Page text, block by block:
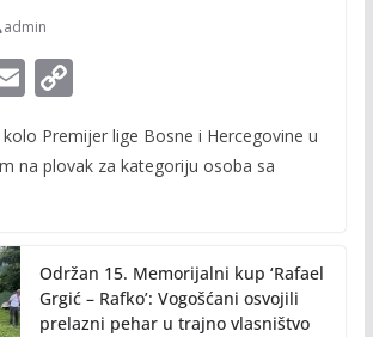
admin
w
E
m
ai
C
p
n
k
Premijer lige Bosne i Hercegovine u
na plovak za kategoriju osoba sa
Održan 15. Memorijalni kup ‘Rafael
Grgić – Rafko’: Vogošćani osvojili
prelazni pehar u trajno vlasništvo